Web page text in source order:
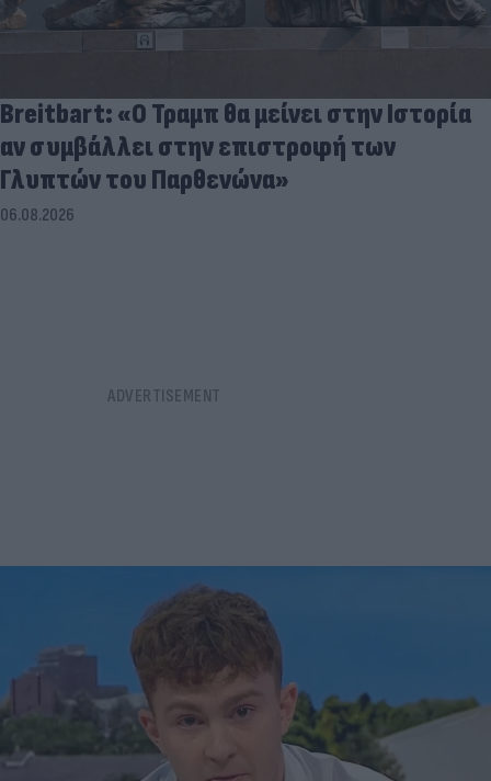
Breitbart: «Ο Τραμπ θα μείνει στην Ιστορία
αν συμβάλλει στην επιστροφή των
Γλυπτών του Παρθενώνα»
06.08.2026